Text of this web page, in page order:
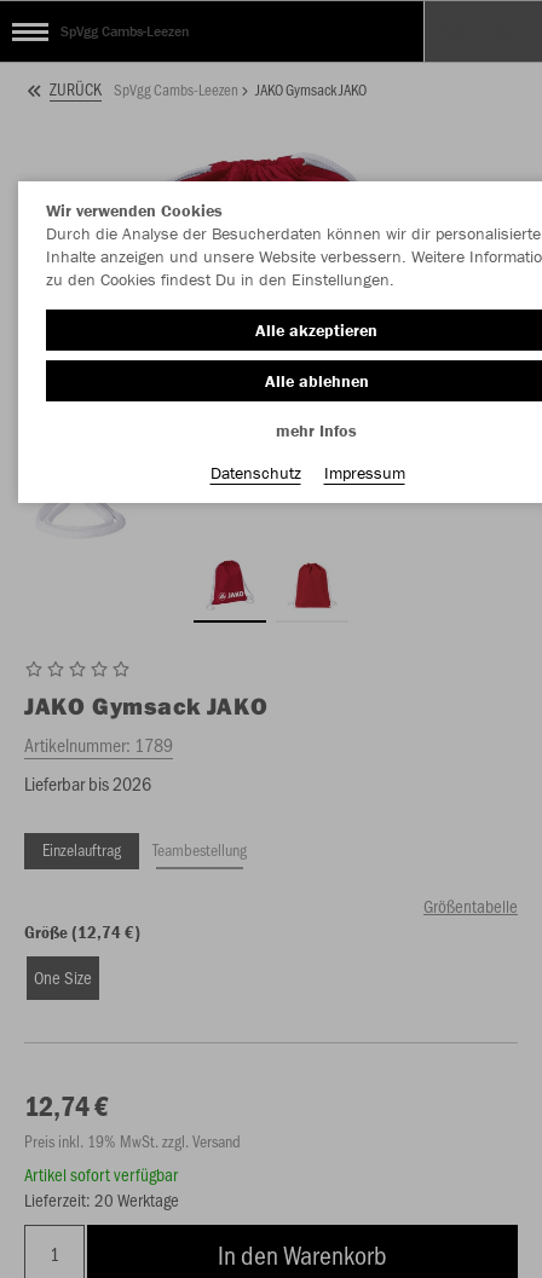
SpVgg Cambs-Leezen
ZURÜCK SpVgg Cambs-Leezen JAKO Gymsack JAKO
JAKO Gymsack JAKO
Artikelnummer: 1789
Lieferbar bis 2026
Einzelauftrag Teambestellung
Größentabelle
Größe (12,74 €)
One Size
12,74 €
Preis inkl. 19% MwSt. zzgl. Versand
Artikel sofort verfügbar
Lieferzeit: 20 Werktage
In den Warenkorb
Wir verwenden Cookies
Durch die Analyse der Besucherdaten können wir dir personalisierte
Inhalte anzeigen und unsere Website verbessern. Weitere
zu den Cookies findest Du in den Einstellungen.
Alle akzeptieren
Alle ablehnen
mehr Infos
Datenschutz
Impressum